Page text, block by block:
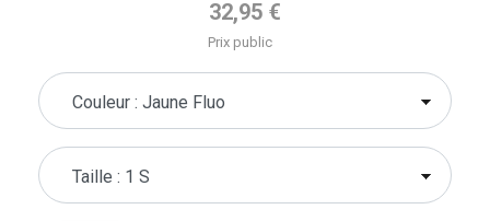
Prix de base
32,95 €
Prix public